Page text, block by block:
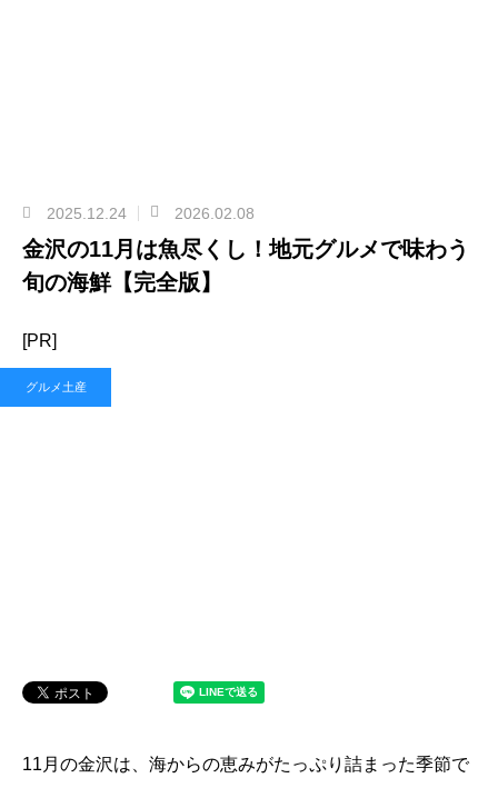
2025.12.24 2026.02.08
金沢の11月は魚尽くし！地元グルメで味わう
旬の海鮮【完全版】
[PR]
グルメ土産
11月の金沢は、海からの恵みがたっぷり詰まった季節で